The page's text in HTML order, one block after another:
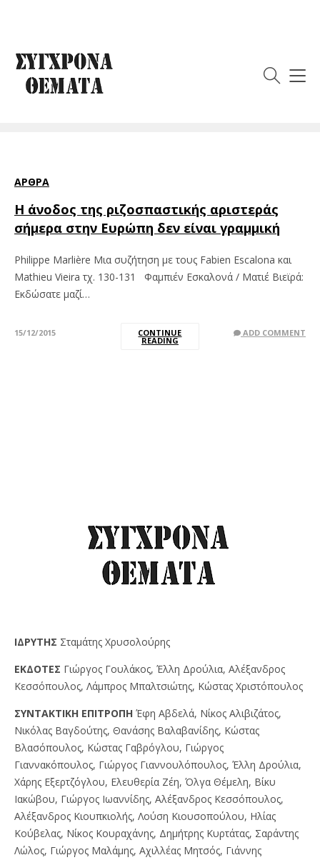
Αντωνίου
ΆΡΘΡΑ
Η άνοδος της ριζοσπαστικής αριστεράς
σήμερα στην Ευρώπη δεν είναι γραμμική
Philippe Marlière Μια συζήτηση με τους Fabien Escalona και
Mathieu Vieira τχ. 130-131 Φαμπιέν Εσκαλονά / Ματιέ Βιεϊρά:
Εκδώσατε μαζί…
15/12/2015 CONTINUE
READING
ADD COMMENT
IΔPYTHΣ Σταμάτης Χρυσολούρης
EKΔOTEΣ Γιώργος Γουλάκος, Έλλη Δρούλια, Αλέξανδρος
Κεσσόπουλος, Λάμπρος Μπαλτσιώτης, Κώστας Χριστόπουλος
ΣYNTAKTIKH EΠITPOΠH Έφη Αβδελά, Νίκος Αλιβιζάτος,
Νικόλας Βαγδούτης, Θανάσης Βαλαβανίδης, Κώστας
Βλασόπουλος, Κώστας Γαβρόγλου, Γιώργος
Γιαννακόπουλος, Γιώργος Γιαννουλόπουλος, Έλλη Δρούλια,
Χάρης Εξερτζόγλου, Ελευθερία Ζέη, Όλγα Θέμελη, Βίκυ
Ιακώβου, Γιώργος Ιωαννίδης, Αλέξανδρος Κεσσόπουλος,
Αλέξανδρος Κιουπκιολής, Λούση Κιουσοπούλου, Ηλίας
Κούβελας, Νίκος Κουραχάνης, Δημήτρης Κυρτάτας, Σαράντης
Λώλος, Γιώργος Μαλάμης, Αχιλλέας Μητσός, Γιάννης